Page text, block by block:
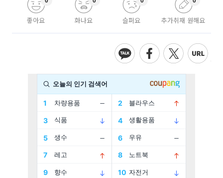
좋아요 화나요 슬퍼요 추가취재 원해요